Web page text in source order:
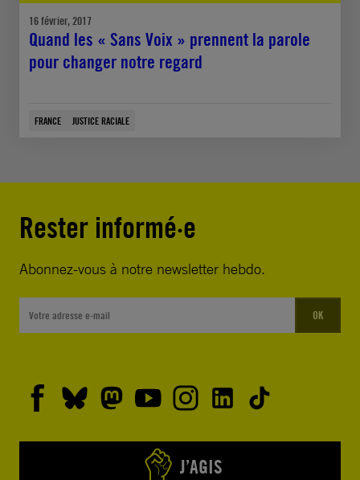
16 février, 2017
Quand les « Sans Voix » prennent la parole
pour changer notre regard
FRANCE JUSTICE RACIALE
Rester informé·e
Abonnez-vous à notre newsletter hebdo.
OK
J’AGIS